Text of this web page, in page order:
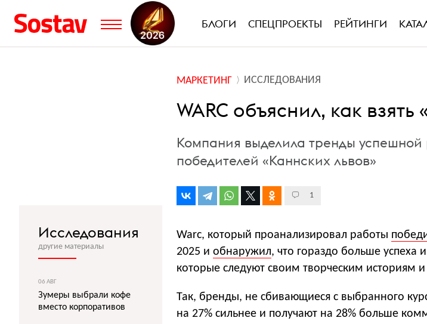
БЛОГИ СПЕЦПРОЕКТЫ РЕЙТИНГИ
МАРКЕТИНГ ИССЛЕДОВАНИЯ
WARC объяснил, как взять
Компания выделила тренды
победителей «Каннских львов»
1
Warc, который проанализировал работы
2025 и обнаружил, что гораздо больше успеха
которые следуют своим творческим историям
Так, бренды, не сбивающиеся с выбранного
на 27% сильнее и получают на 28% больше
Исследования
другие материалы
06 АВГ
Зумеры выбрали кофе
вместо корпоративов